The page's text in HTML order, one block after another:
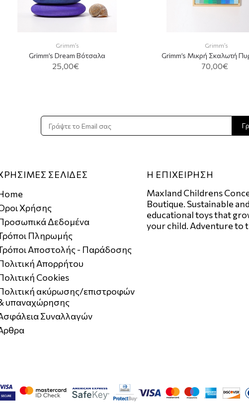
Grimm’s
Grimm’s Dream Βότσαλα
25,00€
Grimm’s
Grimm’s Μικρή Σκαλωτή
70,00€
ΣΕΛΙΔΕΣ
Χρήσης
Δεδομένα
Πληρωμής
Αποστολής - Παράδοσης
Απορρήτου
Cookies
ακύρωσης/επιστροφών
υπαναχώρησης
Συναλλαγών
Η ΕΠΙΧΕΙΡΗΣΗ
Maxland Childrens
Boutique. Sustainable and
educational toys that
your child. Adventure to